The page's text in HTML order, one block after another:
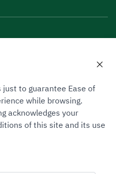
Tax and Customs Authority
to guarantee Ease of
while browsing.
acknowledges your
of this site and its use